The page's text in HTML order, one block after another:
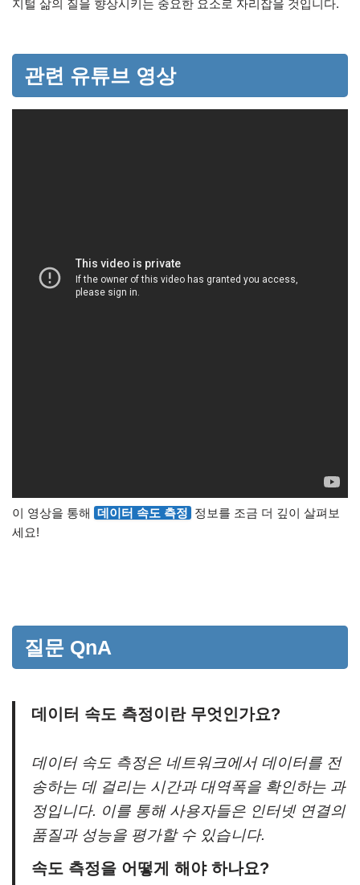
지털 삶의 질을 향상시키는 중요한 요소로 자리잡을 것입니다.
관련 유튜브 영상
이 영상을 통해 데이터 속도 측정 정보를 조금 더 깊이 살펴보
세요!
질문 QnA
데이터 속도 측정이란 무엇인가요?
데이터 속도 측정은 네트워크에서 데이터를 전
송하는 데 걸리는 시간과 대역폭을 확인하는 과
정입니다. 이를 통해 사용자들은 인터넷 연결의
품질과 성능을 평가할 수 있습니다.
속도 측정을 어떻게 해야 하나요?